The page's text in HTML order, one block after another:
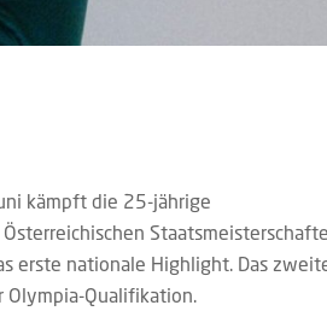
kämpft die 25-jährige
erste nationale Highlight. Das
Olympia-Qualifikation.